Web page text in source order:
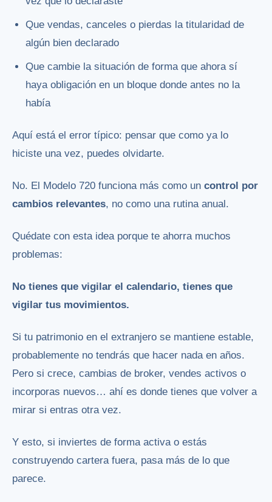
Que vendas, canceles o pierdas la titularidad de
algún bien declarado
Que cambie la situación de forma que ahora sí
haya obligación en un bloque donde antes no la
había
Aquí está el error típico: pensar que como ya lo
hiciste una vez, puedes olvidarte.
No. El Modelo 720 funciona más como un control por
cambios relevantes, no como una rutina anual.
Quédate con esta idea porque te ahorra muchos
problemas:
No tienes que vigilar el calendario, tienes que
vigilar tus movimientos.
Si tu patrimonio en el extranjero se mantiene estable,
probablemente no tendrás que hacer nada en años.
Pero si crece, cambias de broker, vendes activos o
incorporas nuevos… ahí es donde tienes que volver a
mirar si entras otra vez.
Y esto, si inviertes de forma activa o estás
construyendo cartera fuera, pasa más de lo que
parece.